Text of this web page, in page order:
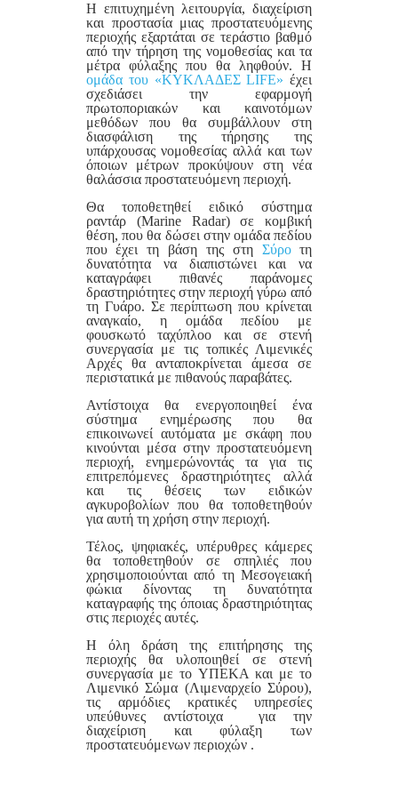
Η επιτυχημένη λειτουργία, διαχείριση
και προστασία μιας προστατευόμενης
περιοχής εξαρτάται σε τεράστιο βαθμό
από την τήρηση της νομοθεσίας και τα
μέτρα φύλαξης που θα ληφθούν. Η
ομάδα του «ΚΥΚΛΑΔΕΣ LIFE» έχει
σχεδιάσει την εφαρμογή
πρωτοποριακών και καινοτόμων
μεθόδων που θα συμβάλλουν στη
διασφάλιση της τήρησης της
υπάρχουσας νομοθεσίας αλλά και των
όποιων μέτρων προκύψουν στη νέα
θαλάσσια προστατευόμενη περιοχή.
Θα τοποθετηθεί ειδικό σύστημα
ραντάρ (Marine Radar) σε κομβική
θέση, που θα δώσει στην ομάδα πεδίου
που έχει τη βάση της στη Σύροτη
δυνατότητα να διαπιστώνει και να
καταγράφει πιθανές παράνομες
δραστηριότητες στην περιοχή γύρω από
τη Γυάρο. Σε περίπτωση που κρίνεται
αναγκαίο, η ομάδα πεδίου με
φουσκωτό ταχύπλοο και σε στενή
συνεργασία με τις τοπικές Λιμενικές
Αρχές θα ανταποκρίνεται άμεσα σε
περιστατικά με πιθανούς παραβάτες.
Αντίστοιχα θα ενεργοποιηθεί ένα
σύστημα ενημέρωσης που θα
επικοινωνεί αυτόματα με σκάφη που
κινούνται μέσα στην προστατευόμενη
περιοχή, ενημερώνοντάς τα για τις
επιτρεπόμενες δραστηριότητες αλλά
και τις θέσεις των ειδικών
αγκυροβολίων που θα τοποθετηθούν
για αυτή τη χρήση στην περιοχή.
Τέλος, ψηφιακές, υπέρυθρες κάμερες
θα τοποθετηθούν σε σπηλιές που
χρησιμοποιούνται από τη Μεσογειακή
φώκια δίνοντας τη δυνατότητα
καταγραφής της όποιας δραστηριότητας
στις περιοχές αυτές.
Η όλη δράση της επιτήρησης της
περιοχής θα υλοποιηθεί σε στενή
συνεργασία με το ΥΠΕΚΑ και με το
Λιμενικό Σώμα (Λιμεναρχείο Σύρου),
τις αρμόδιες κρατικές υπηρεσίες
υπεύθυνες αντίστοιχα για την
διαχείριση και φύλαξη των
προστατευόμενων περιοχών .